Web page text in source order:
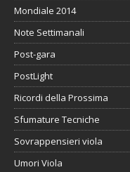
Mondiale 2014
Note Settimanali
Post-gara
PostLight
Ricordi della Prossima
Sfumature Tecniche
Sovrappensieri viola
Umori Viola